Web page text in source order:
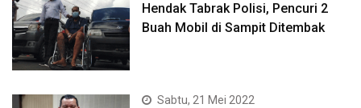
Hendak Tabrak Polisi, Pencuri 2
Buah Mobil di Sampit Ditembak
Sabtu, 21 Mei 2022